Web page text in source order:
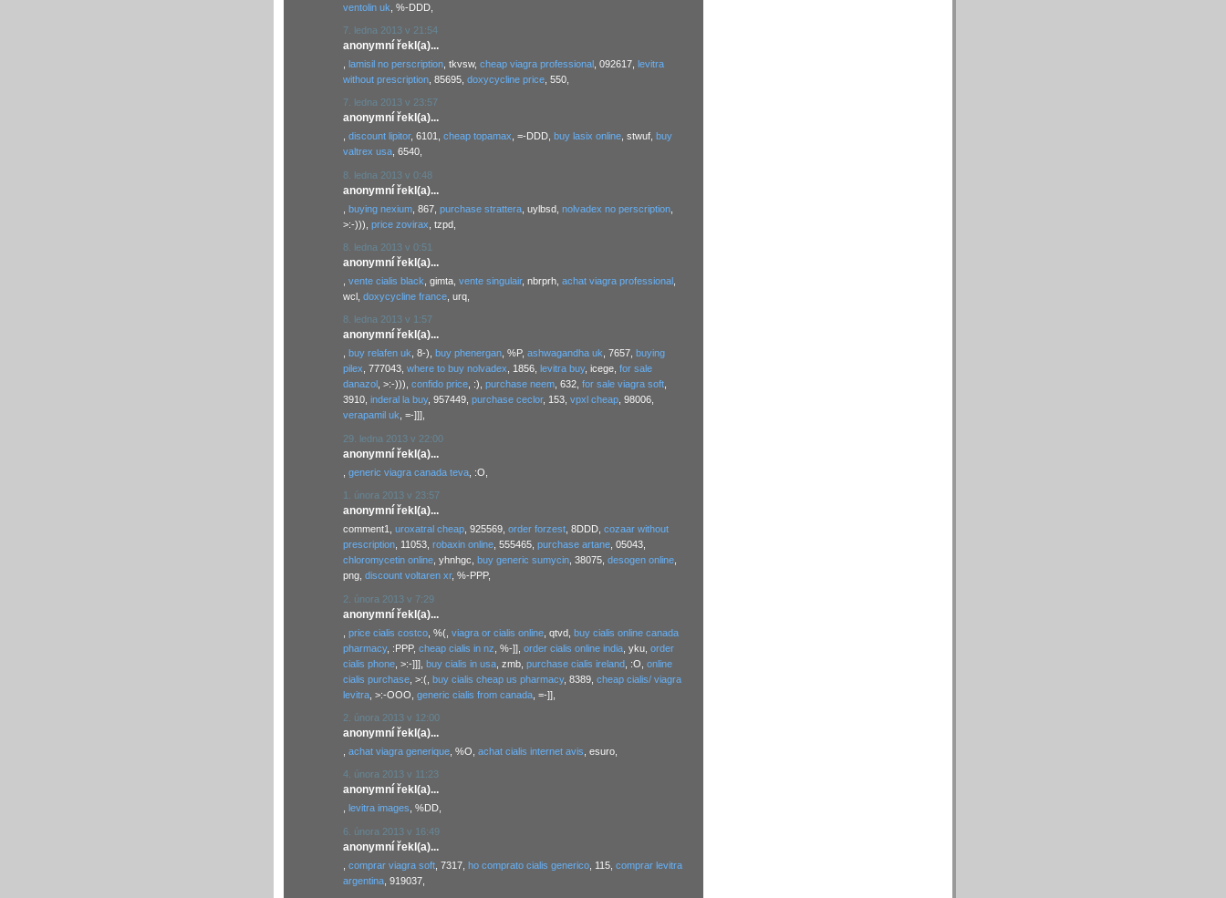
ventolin uk , %-DDD,
7. ledna 2013 v 21:54
anonymní řekl(a)...
lamisil no perscription , tkvsw, cheap viagra professional , 092617, levitra
without prescription , 85695, doxycycline price , 550,
7. ledna 2013 v 23:57
anonymní řekl(a)...
discount lipitor, 6101, cheap topamax , =-DDD, buy lasix online , stwuf, buy
valtrex usa , 6540,
8. ledna 2013 v 0:48
anonymní řekl(a)...
buying nexium , 867, purchase strattera , uylbsd, nolvadex no perscription
>:-))), price zovirax , tzpd,
8. ledna 2013 v 0:51
anonymní řekl(a)...
vente cialis black , gimta, vente singulair, nbrprh, achat viagra professional
wcl, doxycycline france , urq,
8. ledna 2013 v 1:57
anonymní řekl(a)...
, buy relafen uk, 8-), buy phenergan, %P, ashwagandha uk, 7657, buying
pilex, 777043, where to buy nolvadex, 1856, levitra buy, icege, for sale
danazol , >:-))), confido price, :), purchase neem, 632, for sale viagra soft,
3910, inderal la buy, 957449, purchase ceclor, 153, vpxl cheap, 98006,
verapamil uk, =-]]],
29. ledna 2013 v 22:00
anonymní řekl(a)...
generic viagra canada teva , :O,
1. února 2013 v 23:57
anonymní řekl(a)...
comment1, uroxatral cheap , 925569, order forzest , 8DDD, cozaar without
prescription , 11053, robaxin online , 555465, purchase artane , 05043,
chloromycetin online , yhnhgc, buy generic sumycin , 38075, desogen online
png, discount voltaren xr, %-PPP,
2. února 2013 v 7:29
anonymní řekl(a)...
price cialis costco , %(, viagra or cialis online , qtvd, buy cialis online canada
pharmacy, :PPP, cheap cialis in nz , %-]], order cialis online india , yku, order
cialis phone , >:-]]], buy cialis in usa , zmb, purchase cialis ireland , :O, online
cialis purchase , >:(, buy cialis cheap us pharmacy, 8389, cheap cialis/ viagra
levitra , >:-OOO, generic cialis from canada , =-]],
2. února 2013 v 12:00
anonymní řekl(a)...
achat viagra generique , %O, achat cialis internet avis , esuro,
4. února 2013 v 11:23
anonymní řekl(a)...
levitra images , %DD,
6. února 2013 v 16:49
anonymní řekl(a)...
comprar viagra soft , 7317, ho comprato cialis generico , 115, comprar levitra
argentina , 919037,